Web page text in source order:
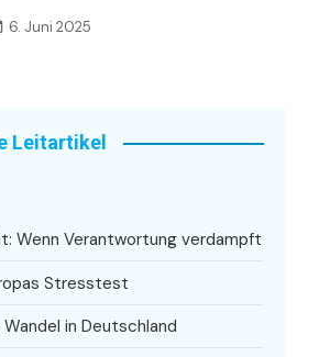
6. Juni 2025
Leitartikel
Wenn Verantwortung verdampft
Stresstest
in Deutschland